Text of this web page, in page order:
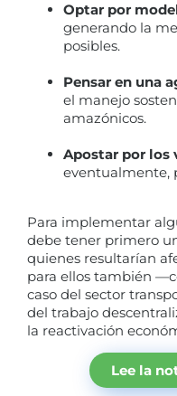
Optar por
generando la
posibles.
Pensar en una
el manejo
amazónicos.
Apostar por los
eventualmente,
Para implementar
debe tener primero
quienes resultarían
para ellos también
caso del sector
del trabajo
la reactivación
Lee la